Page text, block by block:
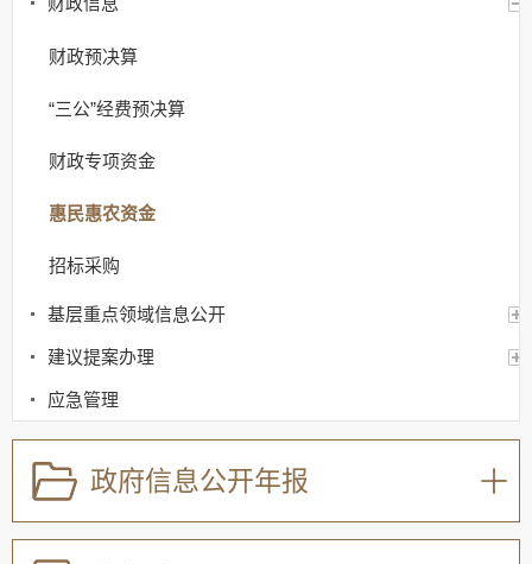
财政预决算
“三公”经费预决算
财政专项资金
惠民惠农资金
招标采购
基层重点领域信息公开
建议提案办理
应急管理
回应关切
监督保障
其他法定信息
政府信息公开年报